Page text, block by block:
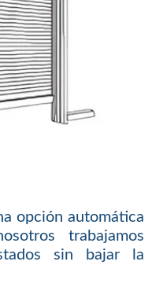
opción automática
trabajamos
sin bajar la